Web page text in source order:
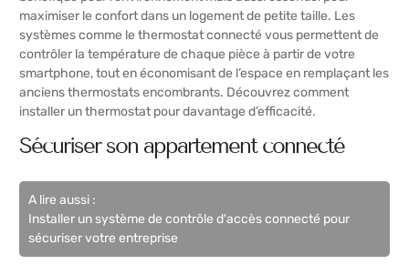
maximiser le confort dans un logement de petite taille. Les
systèmes comme le thermostat connecté vous permettent de
contrôler la température de chaque pièce à partir de votre
smartphone, tout en économisant de l’espace en remplaçant les
anciens thermostats encombrants. Découvrez comment
installer un thermostat pour davantage d’efficacité.
Sécuriser son appartement connecté
A lire aussi :
Installer un système de contrôle d'accès connecté pour
sécuriser votre entreprise